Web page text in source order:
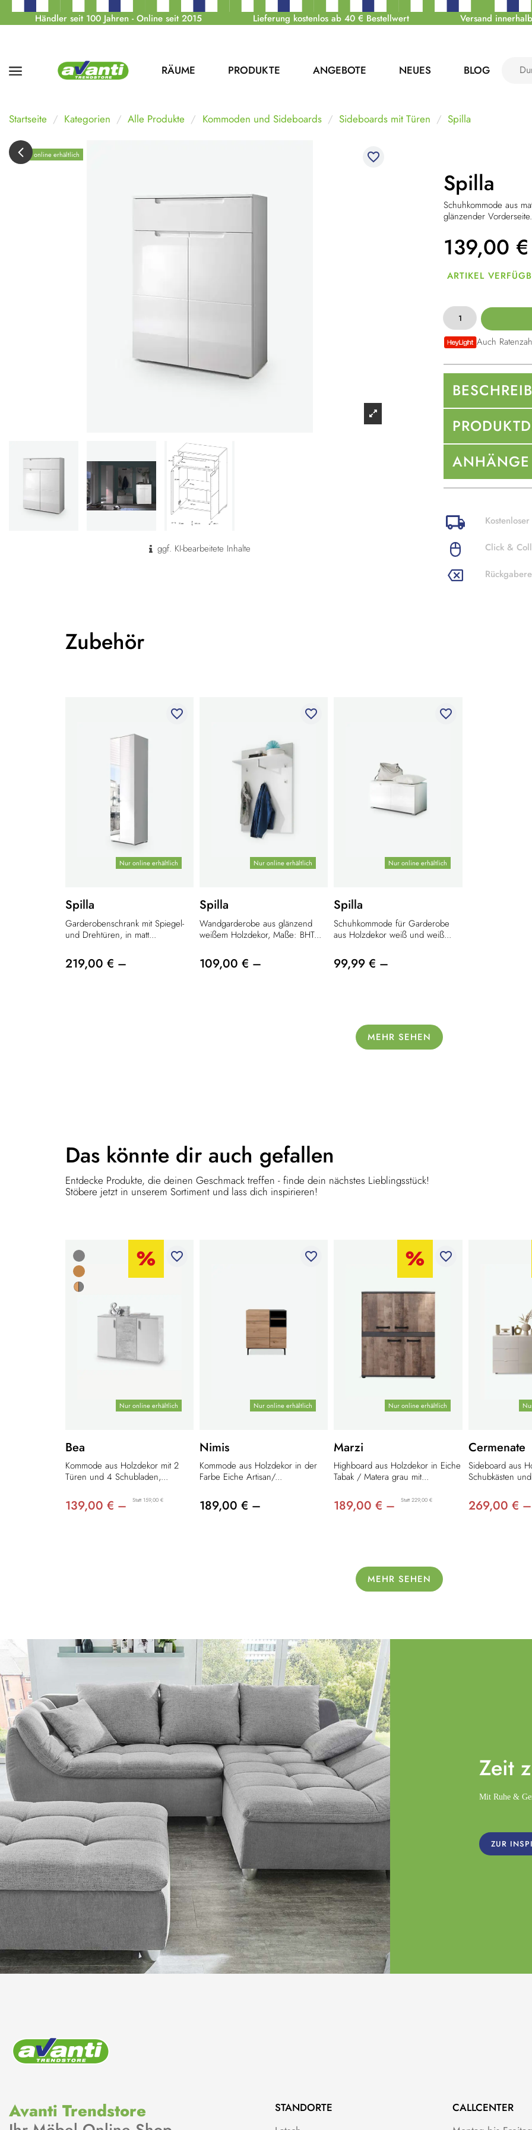
Händler seit 100 Jahren - Online seit 2015 Lieferung kostenlos ab 40 € Bestellwert Versand
RÄUME PRODUKTE ANGEBOTE NEUES BLOG
Startseite Kategorien Alle Produkte Kommoden und Sideboards Sideboards mit Türen Spilla
Nur online erhältlich favorite_border
ggf. KI-bearbeitete Inhalte
Spilla
Schuhkommode aus
glänzender
139,00 €
ARTIKEL
Auch
ANHÄNGE
Click &
Zubehör
Nur online erhältlich
favorite_border
Spilla
Garderobenschrank mit Spiegel-
und Drehtüren, in matt...
219,00 € –
Nur online erhältlich
favorite_border
Spilla
Wandgarderobe aus glänzend
weißem Holzdekor, Maße: BHT...
109,00 € –
Nur online erhältlich
favorite_border
Spilla
Schuhkommode für Garderobe
aus Holzdekor weiß und weiß...
99,99 € –
MEHR SEHEN
Das könnte dir auch gefallen
Entdecke Produkte, die deinen Geschmack treffen - finde dein nächstes Lieblingsstück!
Stöbere jetzt in unserem Sortiment und lass dich inspirieren!
Nur online erhältlich
favorite_border
Bea
Kommode aus Holzdekor mit 2
Türen und 4 Schubladen,...
139,00 € – Statt 159,00 €
Nur online erhältlich
favorite_border
Nimis
Kommode aus Holzdekor in der
Farbe Eiche Artisan/...
189,00 € –
Nur online erhältlich
favorite_border
Marzi
Highboard aus Holzdekor in Eiche
Tabak / Matera grau mit...
189,00 € – Statt 229,00 €
Cermenate
Sideboard aus
Schubkästen
269,00 € –
MEHR SEHEN
Zeit
Mit Ruhe &
ZUR
Avanti Trendstore
STANDORTE
CALLCENTER